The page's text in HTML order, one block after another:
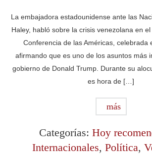
La embajadora estadounidense ante las
Haley, habló sobre la crisis venezolana en
Conferencia de las Américas, celebrada
afirmando que es uno de los asuntos más
gobierno de Donald Trump. Durante su
es hora de […]
más
Categorías: Hoy
Internacionales, Política,